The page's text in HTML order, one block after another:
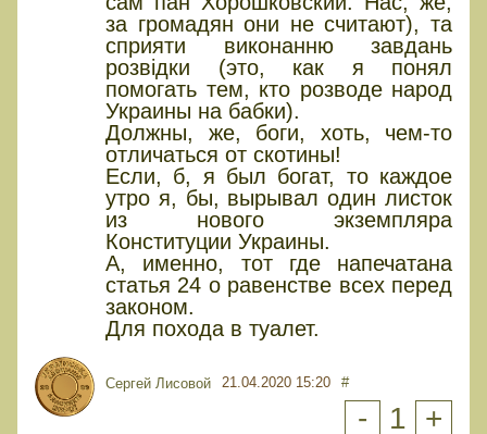
за громадян они не считают), та
сприяти виконанню завдань
розвiдки (это, как я понял
помогать тем, кто розводе народ
Украины на бабки).
Должны, же, боги, хоть, чем-то
отличаться от скотины!
Если, б, я был богат, то каждое
утро я, бы, вырывал один листок
из нового экземпляра
Конституции Украины.
А, именно, тот где напечатана
статья 24 о равенстве всех перед
законом.
Для похода в туалет.
Сергей Лисовой 21.04.2020 15:20 #
- 1 +